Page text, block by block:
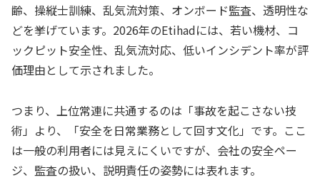
齢、操縦士訓練、乱気流対策、オンボード監査、透明性な
どを挙げています。2026年のEtihadには、若い機材、コ
ックピット安全性、乱気流対応、低いインシデント率が評
価理由として示されました。
つまり、上位常連に共通するのは「事故を起こさない技
術」より、「安全を日常業務として回す文化」です。ここ
は一般の利用者には見えにくいですが、会社の安全ペー
ジ、監査の扱い、説明責任の姿勢には表れます。